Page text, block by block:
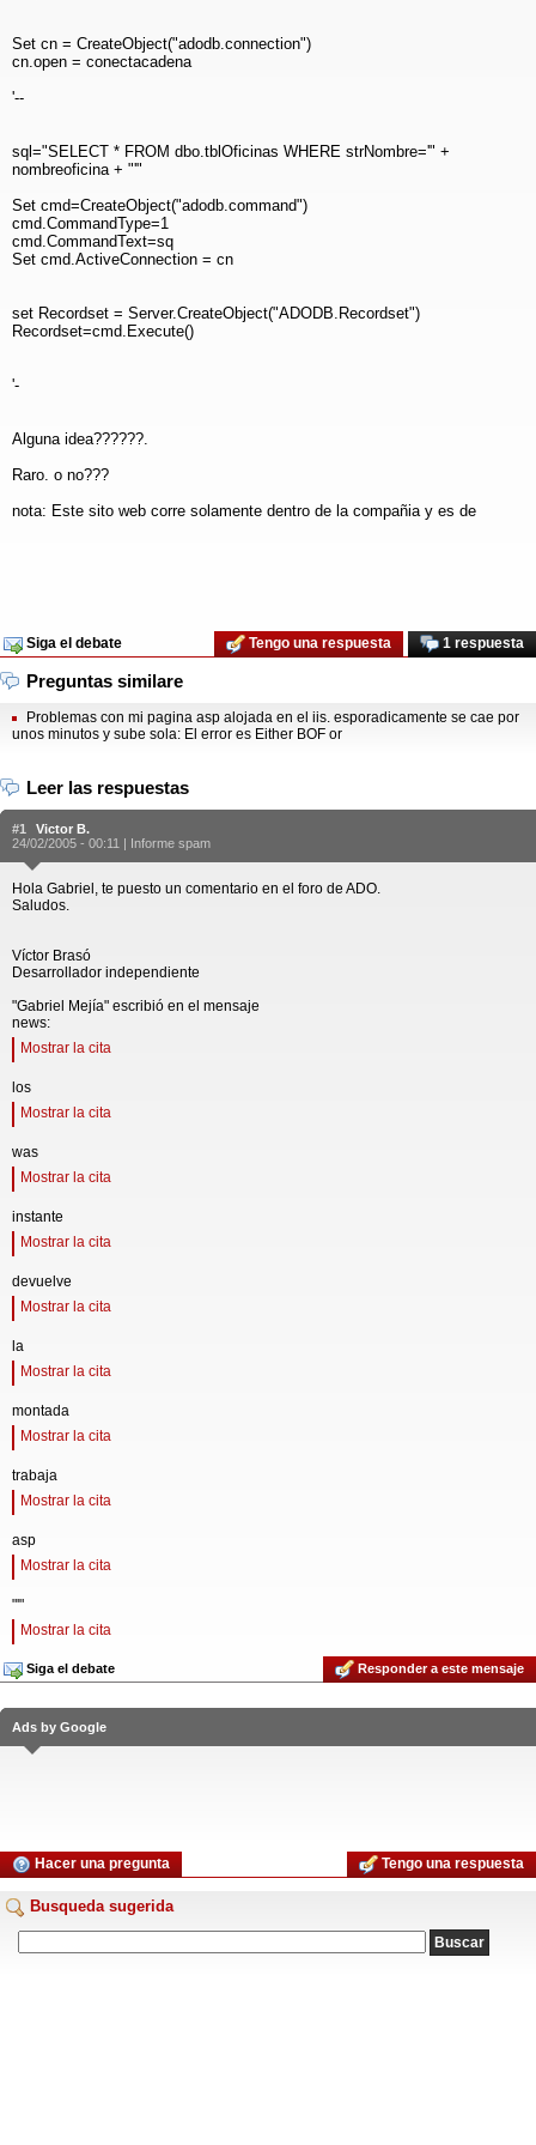
Set cn = CreateObject("adodb.connection")
cn.open = conectacadena
'--
sql="SELECT * FROM dbo.tblOficinas WHERE strNombre='" +
nombreoficina + "'"
Set cmd=CreateObject("adodb.command")
cmd.CommandType=1
cmd.CommandText=sq
Set cmd.ActiveConnection = cn
set Recordset = Server.CreateObject("ADODB.Recordset")
Recordset=cmd.Execute()
'-
Alguna idea??????.
Raro. o no???
nota: Este sito web corre solamente dentro de la compañia y es de
Siga el debate 1 respuesta
Tengo una respuesta
Preguntas similare
Problemas con mi pagina asp alojada en el iis. esporadicamente se cae por
unos minutos y sube sola: El error es Either BOF or
Leer las respuestas
#1
Victor B.
24/02/2005 - 00:11 | Informe spam
Hola Gabriel, te puesto un comentario en el foro de ADO.
Saludos.
Víctor Brasó
Desarrollador independiente
"Gabriel Mejía" escribió en el mensaje
news:
Mostrar la cita
los
Mostrar la cita
was
Mostrar la cita
instante
Mostrar la cita
devuelve
Mostrar la cita
la
Mostrar la cita
montada
Mostrar la cita
trabaja
Mostrar la cita
asp
Mostrar la cita
"'"
Mostrar la cita
Siga el debate Responder a este mensaje
Ads by Google
Hacer una pregunta Tengo una respuesta
Busqueda sugerida